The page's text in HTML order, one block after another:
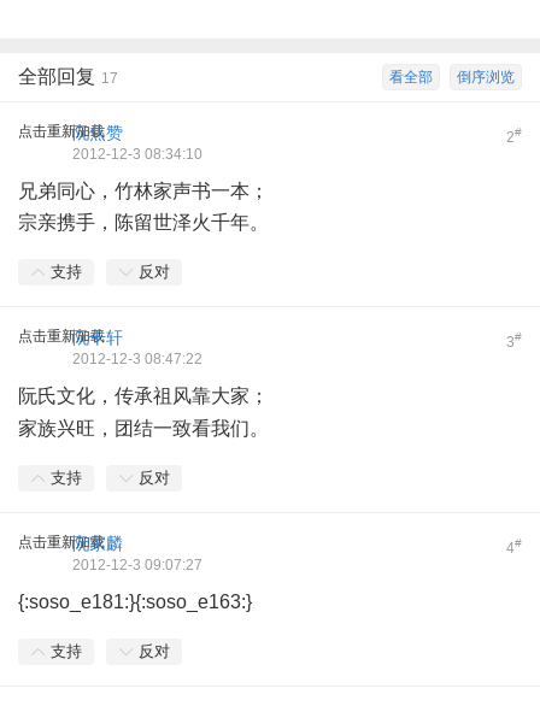
倒序浏览
看全部
全部回复 17
点击重新加载 2#
阮焦赞
2012-12-3 08:34:10
兄弟同心，竹林家声书一本；
宗亲携手，陈留世泽火千年。
支持 反对
点击重新加载 3#
阮干轩
2012-12-3 08:47:22
阮氏文化，传承祖风靠大家；
家族兴旺，团结一致看我们。
支持 反对
点击重新加载 4#
阮家麟
2012-12-3 09:07:27
{:soso_e181:}{:soso_e163:}
支持 反对